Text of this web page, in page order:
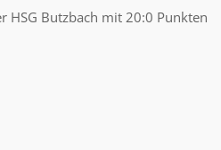
HSG Butzbach mit 20:0 Punkten